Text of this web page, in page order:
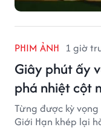
PHIM ẢNH 1 giờ
Giây phút ấy
phá nhiệt cột
Từng được kỳ
Giới Hạn khép lại